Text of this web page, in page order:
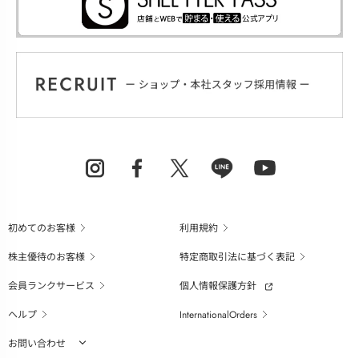
初めてのお客様
利用規約
株主優待のお客様
特定商取引法に基づく表記
会員ランクサービス
個人情報保護方針
ヘルプ
InternationalOrders
お問い合わせ